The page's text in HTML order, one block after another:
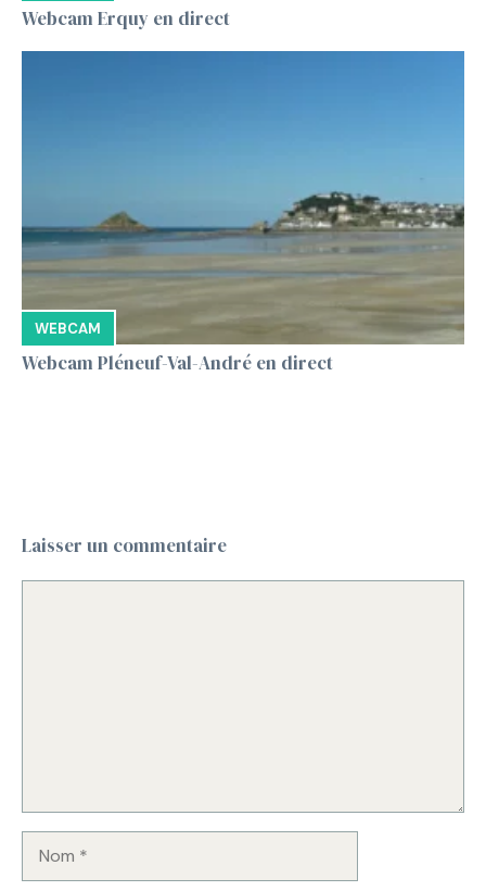
Webcam Erquy en direct
WEBCAM
Webcam Pléneuf-Val-André en direct
Laisser un commentaire